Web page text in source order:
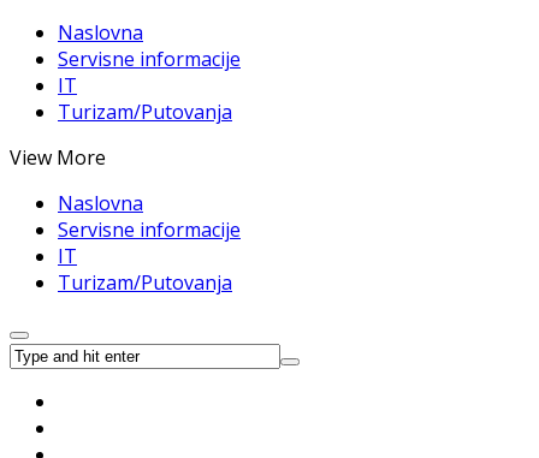
Naslovna
Servisne informacije
IT
Turizam/Putovanja
View More
Naslovna
Servisne informacije
IT
Turizam/Putovanja